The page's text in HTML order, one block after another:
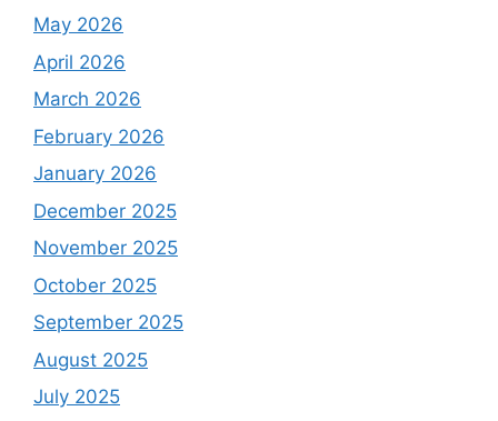
May 2026
April 2026
March 2026
February 2026
January 2026
December 2025
November 2025
October 2025
September 2025
August 2025
July 2025